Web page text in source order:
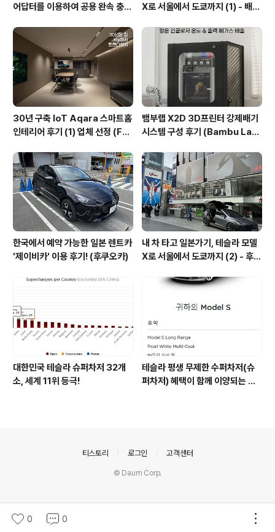
어답터를 이용하여 공용 완속 충전
X로 서울에서 도쿄까지 (1) - 배편
카페리)
30년 구축 IoT Aqara 스마트홈
인테리어 후기 (1) 업체 선정 (Fea
스타일
뱀부랩 X2D 3D프린터 강제배기
시스템 구성 후기 (Bambu Lab
한국에서 예약 가능한 일본 렌트카
'제이비카' 이용 후기! (후쿠오카)
내 차 타고 일본가기, 테슬라 모델
X로 서울에서 도쿄까지 (2) - 후쿠
본 카페리)
대한민국 테슬라 슈퍼차저 32개
소, 세계 11위 등극!
테슬라 평생 무제한 수퍼차저(슈
퍼차저) 혜택이 함께 이양되는 중
0 0
티스토리 로그인 고객센터
© Daum Corp.